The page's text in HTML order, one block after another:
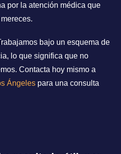
por la atención médica que
bajo un esquema de
lo que significa que no
Contacta hoy mismo a
Ángeles para una consulta